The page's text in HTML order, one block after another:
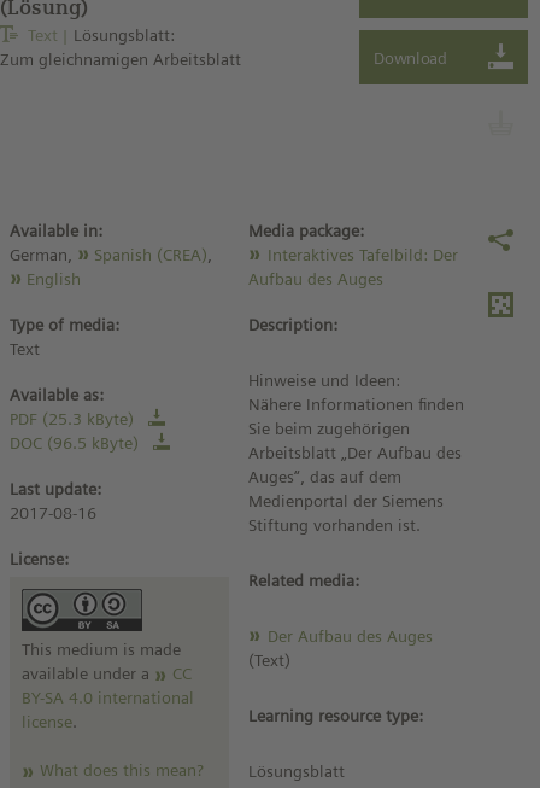
(Lösung)
Text
Lösungsblatt:
Zum gleichnamigen Arbeitsblatt
Available in:
German,
Spanish (CREA)
English
Type of media:
Text
Available as:
PDF (25.3 kByte)
DOC (96.5 kByte)
Last update:
2017-08-16
License:
This medium is made
available under a
CC
BY-SA 4.0 international
license.
What does this mean?
Media package:
Interaktives Tafelbild: Der
Aufbau des Auges
Description:
Hinweise und Ideen:
Nähere Informationen finden
Sie beim zugehörigen
Arbeitsblatt „Der Aufbau des
Auges“, das auf dem
Medienportal der Siemens
Stiftung vorhanden ist.
Related media:
Der Aufbau des Auges
(Text)
Learning resource type:
Lösungsblatt